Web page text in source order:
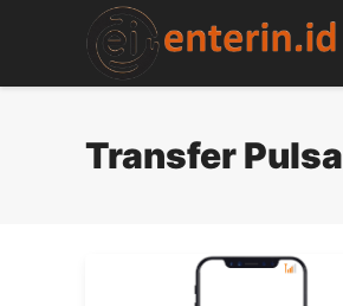
content
Transfer Pulsa